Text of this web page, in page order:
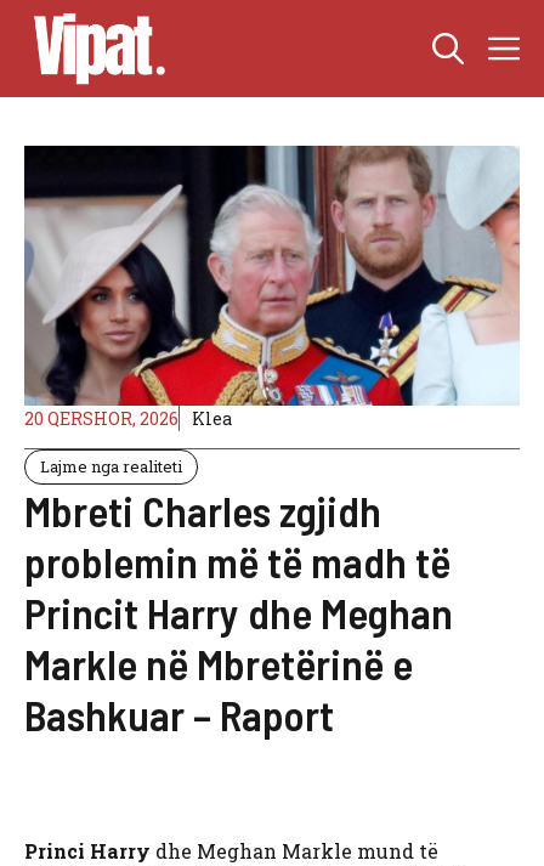
Skip
content
20 QERSHOR, 2026 Klea
Lajme nga realiteti
Mbreti Charles zgjidh
problemin më të madh të
Princit Harry dhe Meghan
Markle në Mbretërinë e
Bashkuar – Raport
Princi Harry dhe Meghan Markle mund të